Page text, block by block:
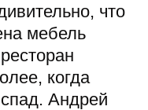
что
мебель
когда
Андрей